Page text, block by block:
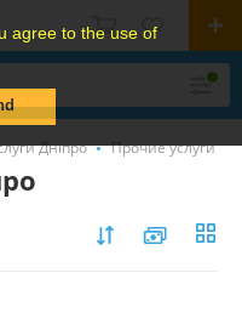
agree to the use of
Дніпро Прочие услуги